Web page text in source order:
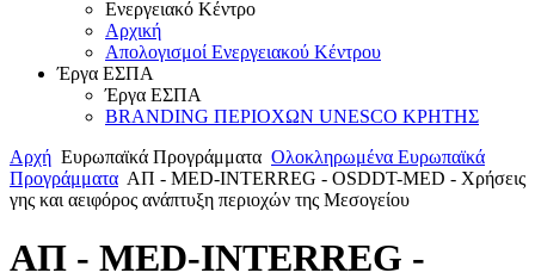
Ενεργειακό Κέντρο
Αρχική
Απολογισμοί Ενεργειακού Κέντρου
Έργα ΕΣΠΑ
Έργα ΕΣΠΑ
BRANDING ΠΕΡΙΟΧΩΝ UNESCO ΚΡΗΤΗΣ
Αρχή Ευρωπαϊκά Προγράμματα Ολοκληρωμένα Ευρωπαϊκά
Προγράμματα ΑΠ - MED-INTERREG - OSDDT-MED - Χρήσεις
γης και αειφόρος ανάπτυξη περιοχών της Μεσογείου
ΑΠ - MED-INTERREG -